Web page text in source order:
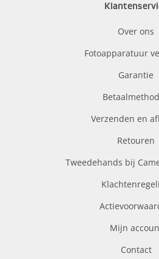
Over ons
Fotoapparatuur
Garantie
Verzenden en
Retouren
Tweedehands bij
Mijn
Contact